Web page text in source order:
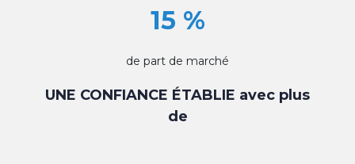
15 %
de part de marché
UNE CONFIANCE ÉTABLIE avec plus
de